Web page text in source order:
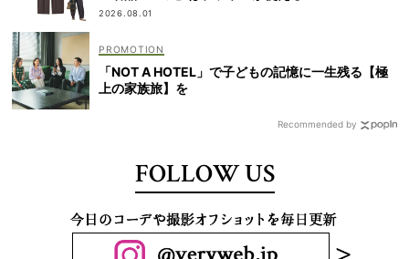
2026.08.01
「NOT A HOTEL」で子どもの記憶に一生残る【極
上の家族旅】を
Recommended by
FOLLOW US